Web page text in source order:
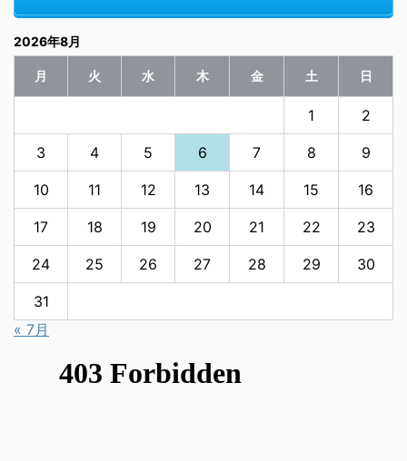
2026年8月
月 火 水 木 金 土 日
1 2
3 4 5 6 7 8 9
10 11 12 13 14 15 16
17 18 19 20 21 22 23
24 25 26 27 28 29 30
31
« 7月